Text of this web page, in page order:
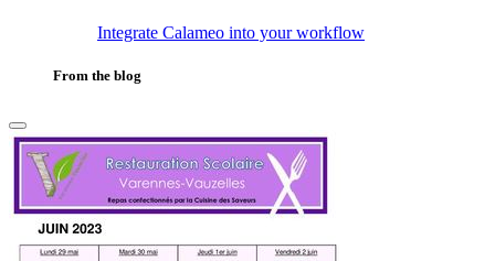
Integrate Calameo into your workflow
From the blog